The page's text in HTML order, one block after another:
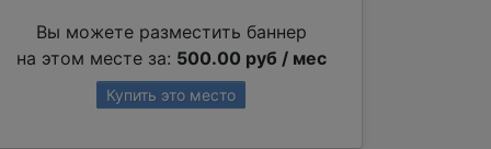
Вы можете разместить баннер
на этом месте за: 500.00 руб / мес
Купить это место